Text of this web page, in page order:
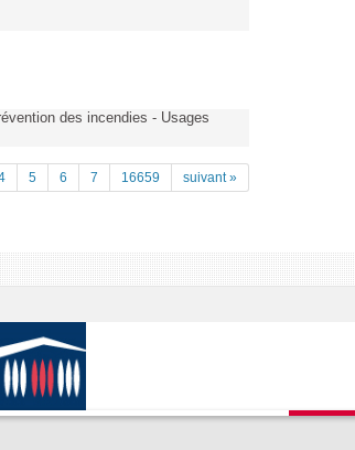
des incendies - Usages
5 6 7 16659 suivant »